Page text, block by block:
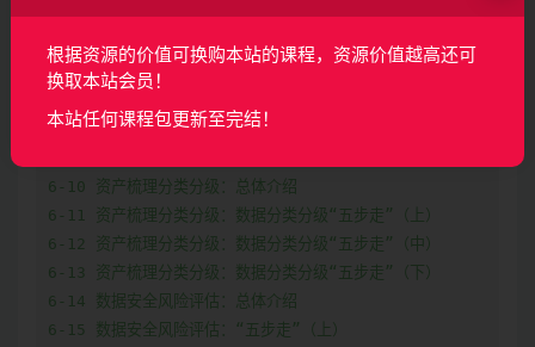
6-4 数据安全治理现状调研：表单工具间逻辑关系
6-5 数据安全治理现状调研：表单工具介绍（上）
6-6 数据安全治理现状调研：表单工具介绍（下）
6-8 组织架构及管理制度体系设计：数据安全治理管理制度建设
6-10 资产梳理分类分级：总体介绍
6-11 资产梳理分类分级：数据分类分级“五步走”（上）
6-12 资产梳理分类分级：数据分类分级“五步走”（中）
6-13 资产梳理分类分级：数据分类分级“五步走”（下）
6-14 数据安全风险评估：总体介绍
6-15 数据安全风险评估：“五步走”（上）
根据资源的价值可换购本站的课程，资源价值越高还可
换取本站会员！
本站任何课程包更新至完结！